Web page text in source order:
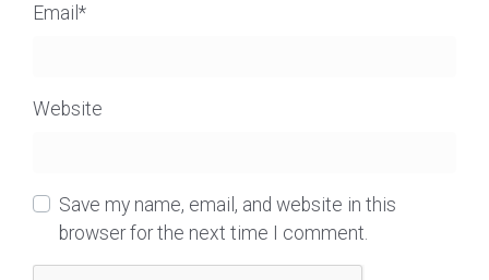
Email *
Website
Save my name, email, and website in this
browser for the next time I comment.